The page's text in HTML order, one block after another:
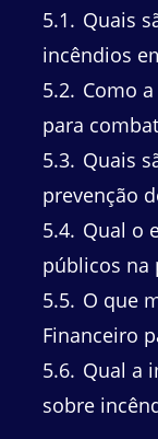
5.1
Quais
incêndios
5.2 Como
para
5.3 Quais
prevenção
5.4 Qual o
públicos na
5.5 O que
Financeiro
5.6 Qual a
sobre